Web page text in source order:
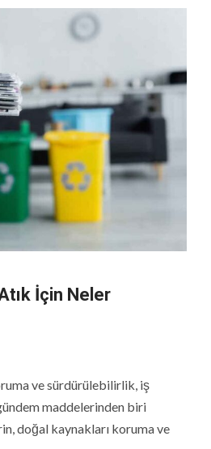
İçin Neler
ve sürdürülebilirlik, iş
maddelerinden biri
doğal kaynakları koruma ve